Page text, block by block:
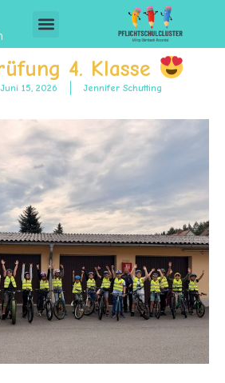
4. Klasse
Juni 15, 2026 Jennifer Schutting